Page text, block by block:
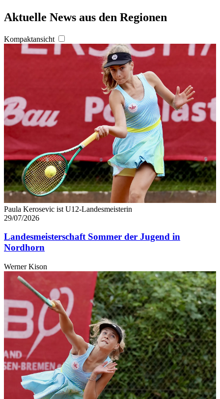
Aktuelle News aus den Regionen
Kompaktansicht
Paula Kerosevic ist U12-Landesmeisterin
29/07/2026
Landesmeisterschaft Sommer der Jugend in
Nordhorn
Werner Kison